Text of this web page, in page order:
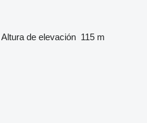
Altura de elevación 115 m